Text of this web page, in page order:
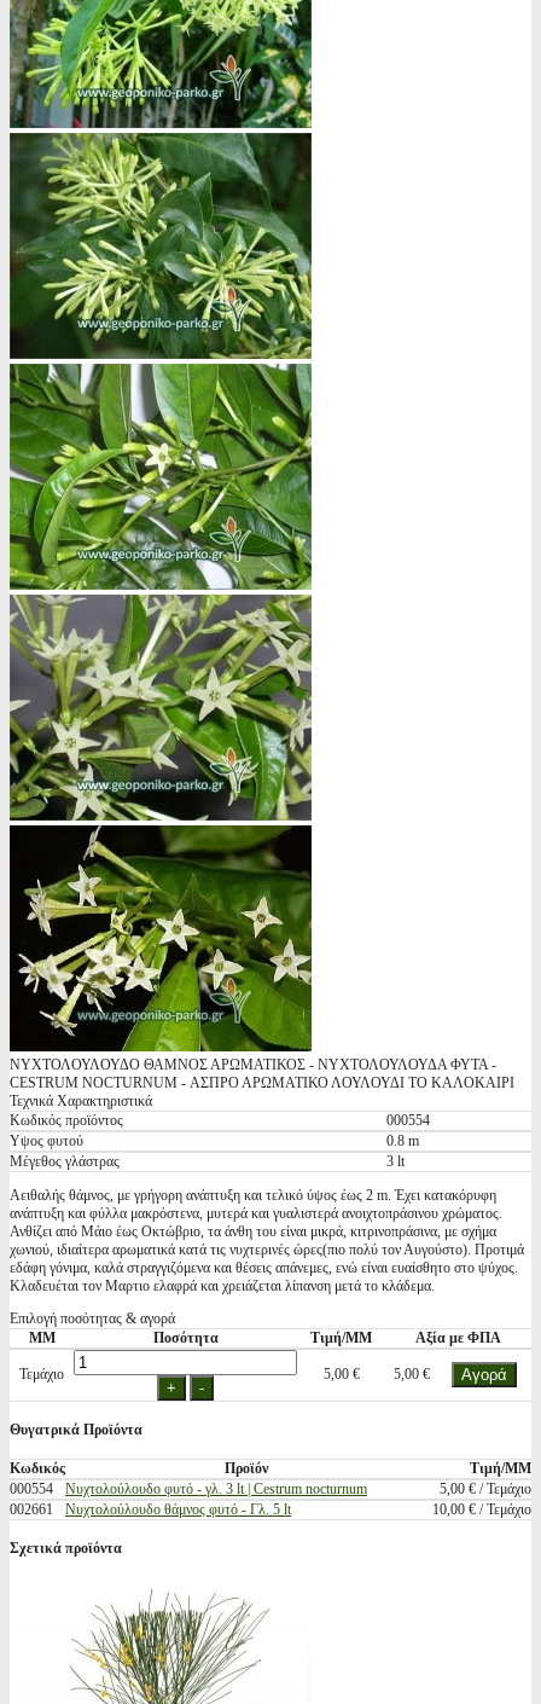
ΝΥΧΤΟΛΟΥΛΟΥΔΟ ΘΑΜΝΟΣ ΑΡΩΜΑΤΙΚΟΣ - ΝΥΧΤΟΛΟΥΛΟΥΔΑ ΦΥΤΑ -
CESTRUM NOCTURNUM - ΑΣΠΡΟ ΑΡΩΜΑΤΙΚΟ ΛΟΥΛΟΥΔΙ ΤΟ ΚΑΛΟΚΑΙΡΙ
Τεχνικά Χαρακτηριστικά
Κωδικός προϊόντος
000554
Υψος φυτού
0.8 m
Μέγεθος γλάστρας
3 lt
Αειθαλής θάμνος, με γρήγορη ανάπτυξη και τελικό ύψος έως 2 m. Έχει κατακόρυφη
ανάπτυξη και φύλλα μακρόστενα, μυτερά και γυαλιστερά ανοιχτοπράσινου χρώματος.
Ανθίζει από Μάιο έως Οκτώβριο, τα άνθη του είναι μικρά, κιτρινοπράσινα, με σχήμα
χωνιού, ιδιαίτερα αρωματικά κατά τις νυχτερινές ώρες(πιο πολύ τον Αυγούστο). Προτιμά
εδάφη γόνιμα, καλά στραγγιζόμενα και θέσεις απάνεμες, ενώ είναι ευαίσθητο στο ψύχος.
Κλαδευέται τον Μαρτιο ελαφρά και χρειάζεται λίπανση μετά το κλάδεμα.
Επιλογή ποσότητας & αγορά
ΜΜ
Ποσότητα Τιμή/ΜΜ Αξία με ΦΠΑ
Τεμάχιο 5,00 € 5,00 €
Θυγατρικά Προϊόντα
Κωδικός Προϊόν
Τιμή/ΜΜ
000554
Νυχτολούλουδο φυτό - γλ. 3 lt | Cestrum nocturnum
5,00 € / Τεμάχιο
002661
Νυχτολούλουδο θάμνος φυτό - Γλ. 5 lt 10,00 € / Τεμάχιο
Σχετικά προϊόντα